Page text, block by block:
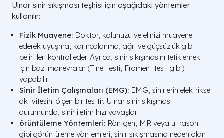
Ulnar sinir sıkışması teşhisi için aşağıdaki yöntemler
kullanılır:
Fizik Muayene: Doktor, kolunuzu ve elinizi muayene
ederek uyuşma, karıncalanma, ağrı ve güçsüzlük gibi
belirtileri kontrol eder. Ayrıca, sinir sıkışmasını tetiklemek
için bazı manevralar (Tinel testi, Froment testi gibi)
yapabilir.
Sinir İletim Çalışmaları (EMG): EMG, sinirlerin elektriksel
aktivitesini ölçen bir testtir. Ulnar sinir sıkışması
durumunda, sinir iletim hızı yavaşlar.
örüntüleme Yöntemleri: Röntgen, MR veya ultrason
gibi görüntüleme yöntemleri, sinir sıkışmasına neden olan